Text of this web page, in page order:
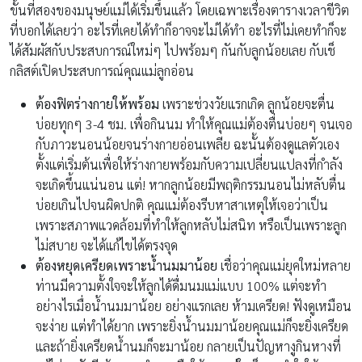
ขั้นที่สองของมนุษย์แม่ได้เริ่มขึ้นแล้ว โดยเฉพาะเรื่องตารางเวลาขีวิต
ที่บอกได้เลยว่า อะไรที่เคยได้ทำก็อาจจะไม่ได้ทำ อะไรที่ไม่เคยทำก็จะ
ได้สัมผัสกับประสบการณ์ใหม่ๆ ไปพร้อมๆ กันกับลูกน้อยเลย กับเช็
กลิสต์เปิดประสบการณ์คุณแม่ลูกอ่อน
ต้องฟิตร่างกายให้พร้อม เพราะช่วงวัยแรกเกิด ลูกน้อยจะตื่น
บ่อยทุกๆ 3-4 ชม. เพื่อกินนม ทำให้คุณแม่ต้องตื่นบ่อยๆ จนเจอ
กับภาวะนอนน้อยจนร่างกายอ่อนเพลีย ฉะนั้นต้องดูแลตัวเอง
ตั้งแต่เริ่มต้นเพื่อให้ร่างกายพร้อมกับความเปลี่ยนแปลงที่กำลัง
จะเกิดขึ้นแน่นอน แต่! หากลูกน้อยมีพฤติกรรมนอนไม่หลับตื่น
บ่อยเกินไปจนผิดปกติ คุณแม่ต้องรีบหาสาเหตุให้เจอว่าเป็น
เพราะสภาพแวดล้อมที่ทำให้ลูกหลับไม่สนิท หรือเป็นเพราะลูก
ไม่สบาย จะได้แก้ไขได้ตรงจุด
ต้องหยุดเครียดเพราะน้ำนมมาน้อย เชื่อว่าคุณแม่ยุคใหม่หลาย
ท่านมีความตั้งใจจะให้ลูกได้ดื่มนมแม่แบบ 100% แต่จะทำ
อย่างไรเมื่อน้ำนมมาน้อย อย่างแรกเลย ห้ามเครียด! ฟังดูเหมือน
จะง่าย แต่ทำได้ยาก เพราะยิ่งน้ำนมมาน้อยคุณแม่ก็จะยิ่งเครียด
และถ้ายิ่งเครียดน้ำนมก็จะมาน้อย กลายเป็นปัญหางูกินหางที่